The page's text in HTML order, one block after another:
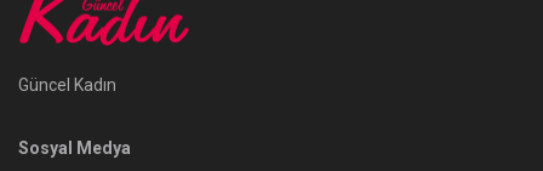
Güncel Kadın
Sosyal Medya